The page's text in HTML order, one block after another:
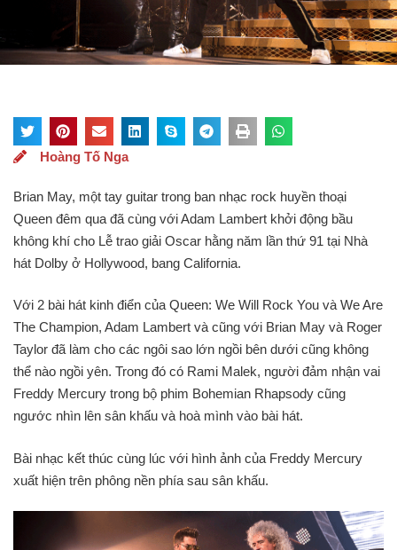
Hoàng Tố Nga
Brian May, một tay guitar trong ban nhạc rock huyền thoại
Queen đêm qua đã cùng với Adam Lambert khởi động bầu
không khí cho Lễ trao giải Oscar hằng năm lần thứ 91 tại Nhà
hát Dolby ở Hollywood, bang California.
Với 2 bài hát kinh điển của Queen: We Will Rock You và We Are
The Champion, Adam Lambert và cũng với Brian May và Roger
Taylor đã làm cho các ngôi sao lớn ngồi bên dưới cũng không
thể nào ngồi yên. Trong đó có Rami Malek, người đảm nhận vai
Freddy Mercury trong bộ phim Bohemian Rhapsody cũng
ngước nhìn lên sân khấu và hoà mình vào bài hát.
Bài nhạc kết thúc cùng lúc với hình ảnh của Freddy Mercury
xuất hiện trên phông nền phía sau sân khấu.